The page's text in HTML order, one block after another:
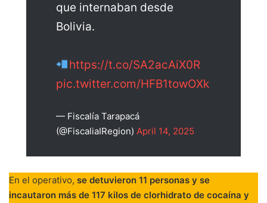
que internaban desde
Bolivia.
https://t.co/SA2acAiX0R
pic.twitter.com/HFB1towOXk
— Fiscalía Tarapacá
(@FiscaliaIRegion) April 14, 2025
En el operativo, se detuvieron 11 personas y se
incautaron más de 117 kilos de clorhidrato de cocaína y